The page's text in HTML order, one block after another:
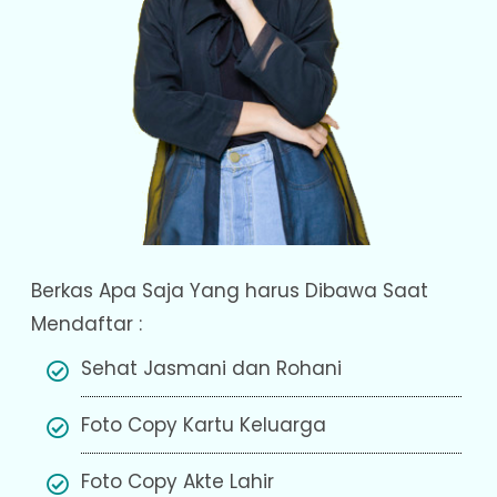
Berkas Apa Saja Yang harus Dibawa Saat
Mendaftar :
Sehat Jasmani dan Rohani
Foto Copy Kartu Keluarga
Foto Copy Akte Lahir